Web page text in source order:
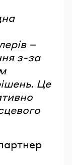
–
з-за
Це